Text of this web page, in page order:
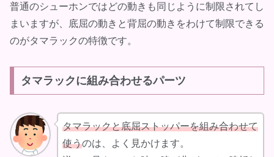
普通のシューホンではどの動きも同じように制限されてし
まいますが、底屈の動きと背屈の動きをわけて制限できる
のがタマラックの特徴です。
タマラックに組み合わせるパーツ
タマラックと底屈ストッパーを組み合わせて
使うのは、よく見かけます。